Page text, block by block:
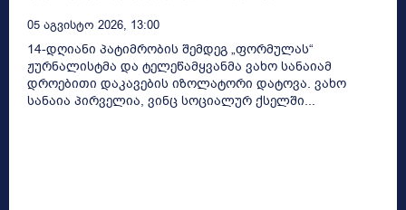
05 Აგვისტო 2026, 13:00
14-დღიანი პატიმრობის შემდეგ „ფორმულას“
ჟურნალისტმა და ტელეწამყვანმა ვახო სანაიამ
დროებითი დაკავების იზოლატორი დატოვა. ვახო
სანაია პირველია, ვინც სოციალურ ქსელში...